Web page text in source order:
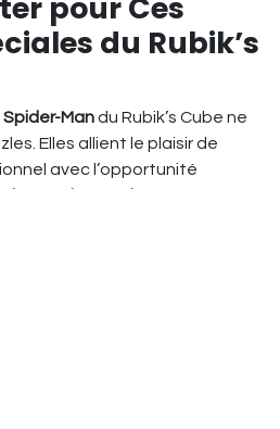
du Rubik’s
Spider-Mandu Rubik’s Cube ne
Elles allient le plaisir de
avec l’opportunité